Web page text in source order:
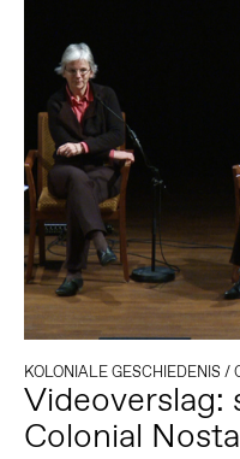
KOLONIALE GESCHIEDENIS /
Videoverslag:
Colonial